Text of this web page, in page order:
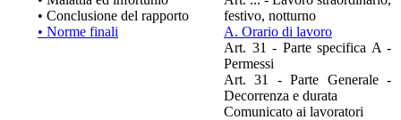
• Conclusione del rapporto
• Norme finali
festivo, notturno
A. Orario di lavoro
Art. 31 - Parte specifica A -
Permessi
Art. 31 - Parte Generale -
Decorrenza e durata
Comunicato ai lavoratori